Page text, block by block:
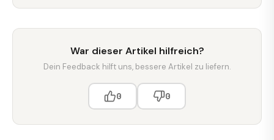
War dieser Artikel hilfreich?
Dein Feedback hilft uns, bessere Artikel zu liefern.
0 0